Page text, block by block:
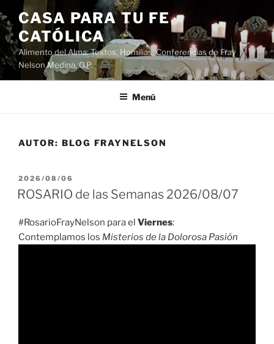
Saltar
al
contenido
CASA PARA TU FE
CATÓLICA
Alimento del Alma: Textos, Homilias, Conferencias de Fray
Nelson Medina, O.P.
Menú
AUTOR: BLOG FRAYNELSON
PUBLICADO
EL
2026/08/06
ROSARIO de las Semanas 2026/08/07
#RosarioFrayNelson para el Viernes:
Contemplamos los Misterios de la Dolorosa Pasión